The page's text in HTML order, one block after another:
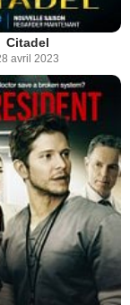
Citadel
avril 2023